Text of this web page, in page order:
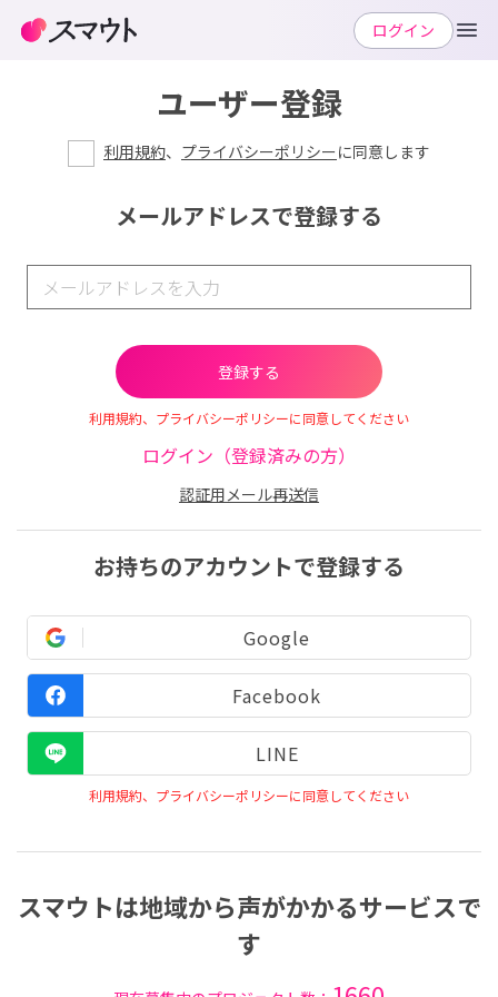
ユーザー登録
利用規約、 プライバシーポリシーに同意します
メールアドレスで登録する
利用規約、プライバシーポリシーに同意してください
ログイン（登録済みの方）
認証用メール再送信
お持ちのアカウントで登録する
Google
Facebook
LINE
利用規約、プライバシーポリシーに同意してください
スマウトは地域から声がかかるサービスで
す
ログイン